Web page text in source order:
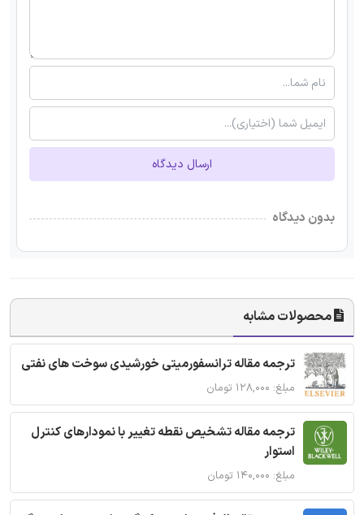
ارسال دیدگاه
بدون دیدگاه
محصولات مشابه
ترجمه مقاله ترانسفورمیتی خورشیدی سوخت های نفتی
مبلغ: ۱۲۸,۰۰۰ تومان
ترجمه مقاله تشخیص نقطه تغییر با نمودارهای کنترل
استوار
مبلغ: ۱۴۰,۰۰۰ تومان